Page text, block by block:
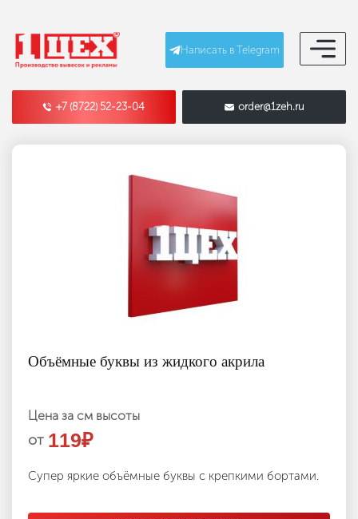
Написать в Telegram
+7 (8722) 52-23-04 order@1zeh.ru
Объёмные буквы из жидкого акрила
Цена за см высоты
от 119₽
Супер яркие объёмные буквы с крепкими бортами.